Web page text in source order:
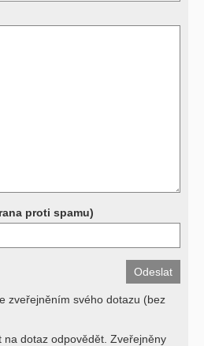
proti spamu)
zveřejněním svého dotazu (bez
na dotaz odpovědět. Zveřejněny